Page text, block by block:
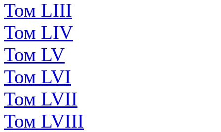
Том LIII
Том LIV
Том LV
Том LVI
Том LVII
Том LVIII